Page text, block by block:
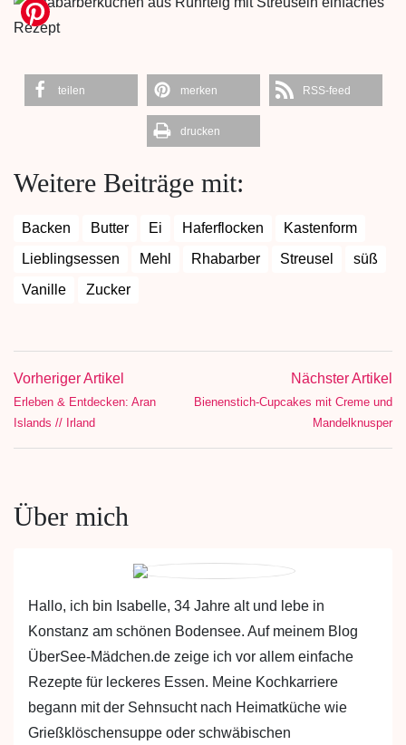
teilen merken RSS-feed
drucken
Weitere Beiträge mit:
Backen Butter Ei Haferflocken
Kastenform
Lieblingsessen
Mehl Rhabarber Streusel
süß
Vanille
Zucker
Vorheriger Artikel
Erleben & Entdecken: Aran
Islands // Irland
Nächster Artikel
Bienenstich-Cupcakes mit Creme und
Mandelknusper
Über mich
Hallo, ich bin Isabelle, 34 Jahre alt und lebe in
Konstanz am schönen Bodensee. Auf meinem Blog
ÜberSee-Mädchen.de zeige ich vor allem einfache
Rezepte für leckeres Essen. Meine Kochkarriere
begann mit der Sehnsucht nach Heimatküche wie
Grießklöschensuppe oder schwäbischen